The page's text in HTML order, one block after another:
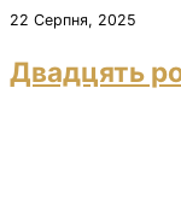
22 Серпня, 2025
Двадцять